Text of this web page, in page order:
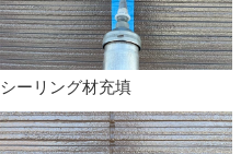
シーリング材充填